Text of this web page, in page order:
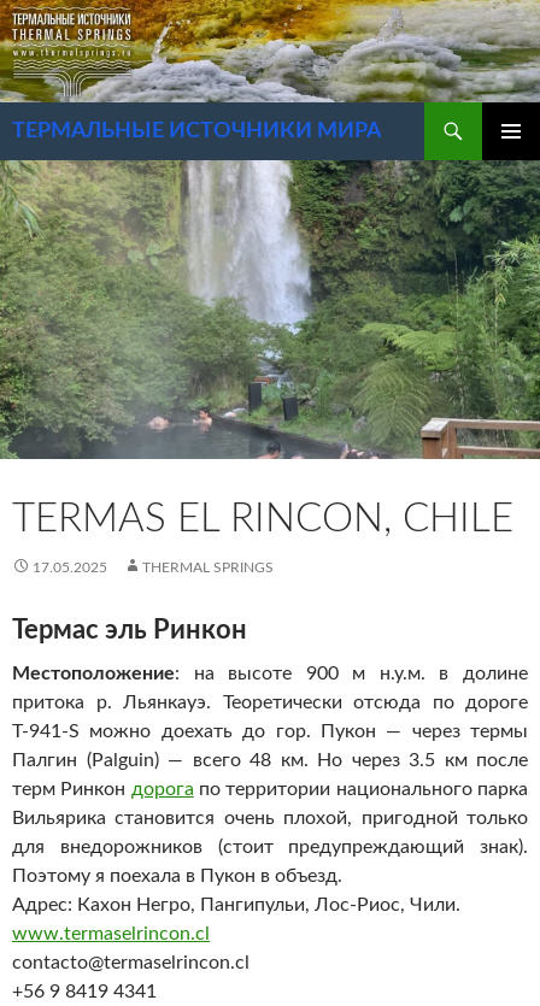
Перейти
к
содержимому
ТЕРМАЛЬНЫЕ ИСТОЧНИКИ МИРА
МЕНЮ
TERMAS EL RINCON, CHILE
17.05.2025 THERMAL SPRINGS
Термас эль Ринкон
Местоположение: на высоте 900 м н.у.м. в долине
притока р. Льянкауэ. Теоретически отсюда по дороге
Т-941-S можно доехать до гор. Пукон — через термы
Палгин (Palguin) — всего 48 км. Но через 3.5 км после
терм Ринкон дорога по территории национального парка
Вильярика становится очень плохой, пригодной только
для внедорожников (стоит предупреждающий знак).
Поэтому я поехала в Пукон в объезд.
Адрес: Кахон Негро, Пангипульи, Лос-Риос, Чили.
www.termaselrincon.cl
contacto@termaselrincon.cl
+56 9 8419 4341